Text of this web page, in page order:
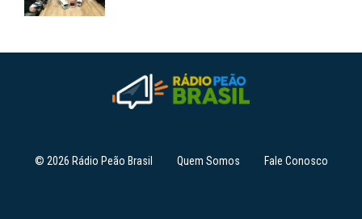
© 2026 Rádio Peão Brasil Quem Somos Fale Conosco